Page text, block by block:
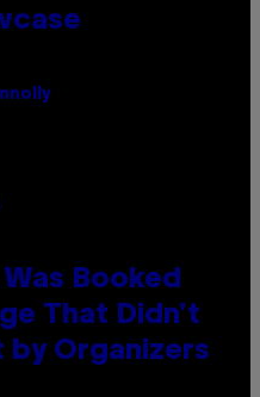
Booked
That Didn’t
by Organizers